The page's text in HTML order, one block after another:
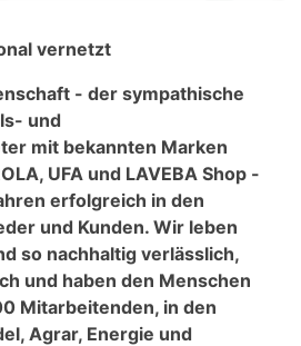
vernetzt
- der sympathische
und
mit bekannten Marken
UFA und LAVEBA Shop -
erfolgreich in den
und Kunden. Wir leben
so nachhaltig verlässlich,
und haben den Menschen
Mitarbeitenden, in den
Agrar, Energie und